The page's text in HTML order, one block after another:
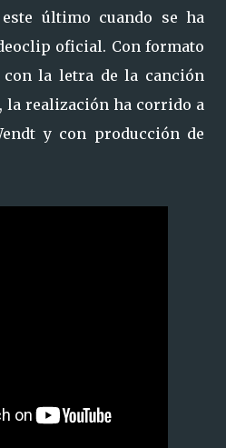
último cuando se ha
oficial. Con formato
la letra de la canción
la realización ha corrido a
y con producción de